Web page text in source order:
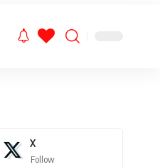
X
Follow